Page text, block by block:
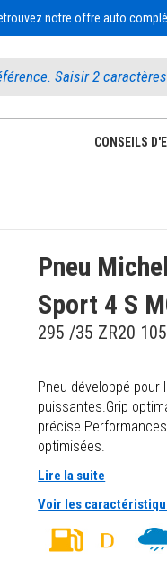
notre offre auto
CONSEILS
Pneu
Sport 4 S
295 /35 ZR20
Pneu développé pour
puissantes.Grip
optimisées.
Lire la suite
Voir les